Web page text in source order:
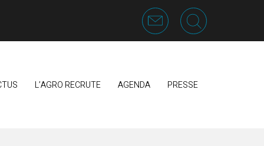
L’AGRO RECRUTE AGENDA PRESSE